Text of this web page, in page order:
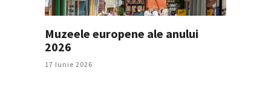
Muzeele europene ale anului
2026
17 Iunie 2026